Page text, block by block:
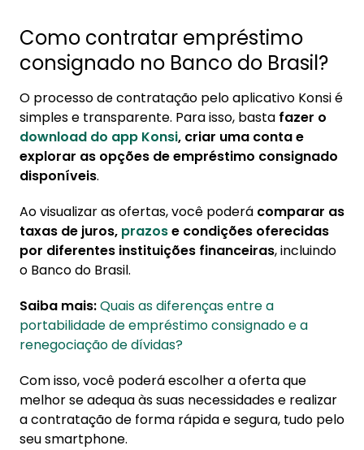
Como contratar empréstimo
consignado no Banco do Brasil?
O processo de contratação pelo aplicativo Konsi é
simples e transparente. Para isso, basta fazer o
download do app Konsi, criar uma conta e
explorar as opções de empréstimo consignado
disponíveis.
Ao visualizar as ofertas, você poderá comparar as
taxas de juros, prazose condições oferecidas
por diferentes instituições financeiras, incluindo
o Banco do Brasil.
Saiba mais:Quais as diferenças entre a
portabilidade de empréstimo consignado e a
renegociação de dívidas?
Com isso, você poderá escolher a oferta que
melhor se adequa às suas necessidades e realizar
a contratação de forma rápida e segura, tudo pelo
seu smartphone.